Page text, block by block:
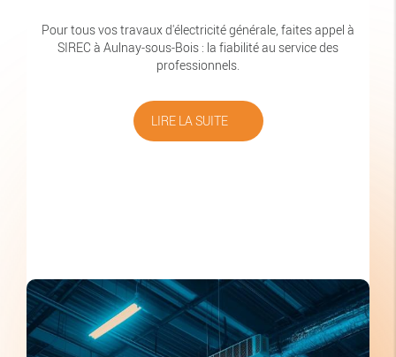
Pour tous vos travaux d'électricité générale, faites appel à
SIREC à Aulnay-sous-Bois : la fiabilité au service des
professionnels.
LIRE LA SUITE